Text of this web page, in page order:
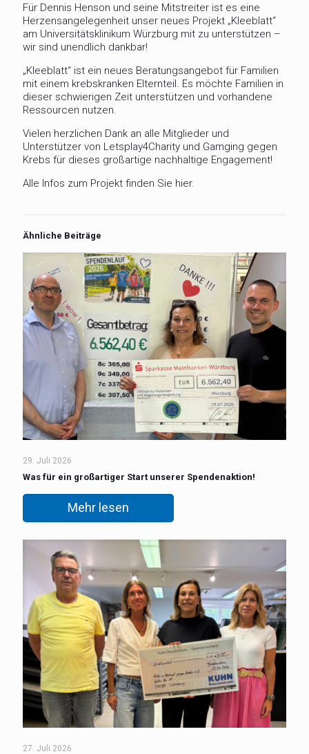
Für Dennis Henson und seine Mitstreiter ist es eine
Herzensangelegenheit unser neues Projekt „Kleeblatt“
am Universitätsklinikum Würzburg mit zu unterstützen –
wir sind unendlich dankbar!
„Kleeblatt“ ist ein neues Beratungsangebot für Familien
mit einem krebskranken Elternteil. Es möchte Familien in
dieser schwierigen Zeit unterstützen und vorhandene
Ressourcen nutzen.
Vielen herzlichen Dank an alle Mitglieder und
Unterstützer von Letsplay4Charity und Gamging gegen
Krebs für dieses großartige nachhaltige Engagement!
Alle Infos zum Projekt finden Sie hier.
Ähnliche Beiträge
29. Juli 2026
Was für ein großartiger Start unserer Spendenaktion!
Mehr lesen
27. Juli 2026